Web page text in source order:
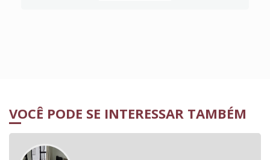
VOCÊ PODE SE INTERESSAR TAMBÉM